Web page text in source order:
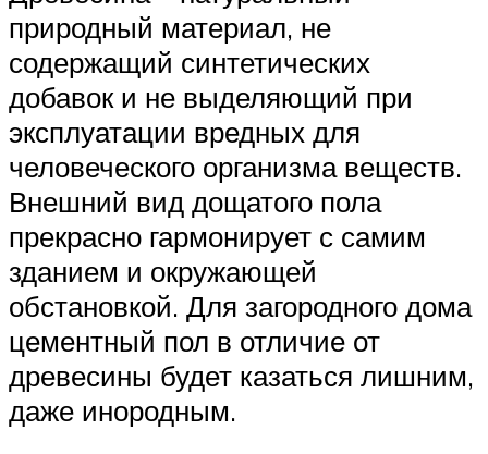
природный материал, не
содержащий синтетических
добавок и не выделяющий при
эксплуатации вредных для
человеческого организма веществ.
Внешний вид дощатого пола
прекрасно гармонирует с самим
зданием и окружающей
обстановкой. Для загородного дома
цементный пол в отличие от
древесины будет казаться лишним,
даже инородным.